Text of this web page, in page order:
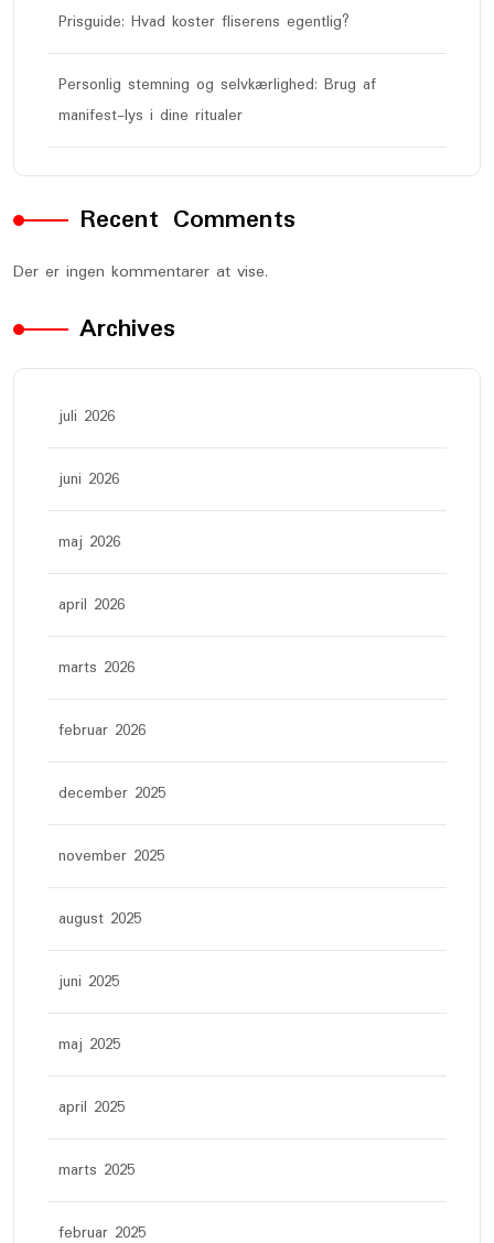
Prisguide: Hvad koster fliserens egentlig?
Personlig stemning og selvkærlighed: Brug af
manifest-lys i dine ritualer
Recent Comments
Der er ingen kommentarer at vise.
Archives
juli 2026
juni 2026
maj 2026
april 2026
marts 2026
februar 2026
december 2025
november 2025
august 2025
juni 2025
maj 2025
april 2025
marts 2025
februar 2025